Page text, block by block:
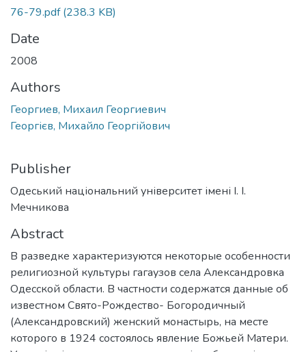
76-79.pdf(238.3 KB)
Date
2008
Authors
Георгиев, Михаил Георгиевич
Георгієв, Михайло Георгійович
Publisher
Одеський національний університет імені І. І.
Мечникова
Abstract
В разведке характеризуются некоторые особенности
религиозной культуры гагаузов села Александровка
Одесской области. В частности содержатся данные об
известном Свято-Рождество- Богородичный
(Александровский) женский монастырь, на месте
которого в 1924 состоялось явление Божьей Матери.